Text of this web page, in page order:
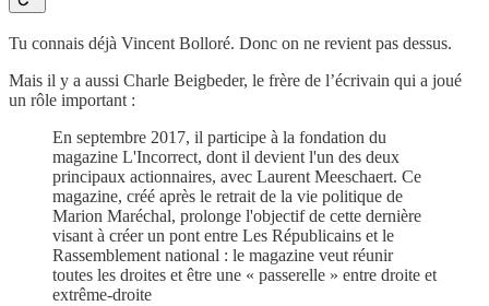
Tu connais déjà Vincent Bolloré. Donc on ne revient pas dessus.
Mais il y a aussi Charle Beigbeder, le frère de l’écrivain qui a joué
un rôle important :
En septembre 2017, il participe à la fondation du
magazine L'Incorrect, dont il devient l'un des deux
principaux actionnaires, avec Laurent Meeschaert. Ce
magazine, créé après le retrait de la vie politique de
Marion Maréchal, prolonge l'objectif de cette dernière
visant à créer un pont entre Les Républicains et le
Rassemblement national : le magazine veut réunir
toutes les droites et être une « passerelle » entre droite et
extrême-droite